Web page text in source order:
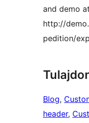
and demo
http://
pedition/
Blog,
header,